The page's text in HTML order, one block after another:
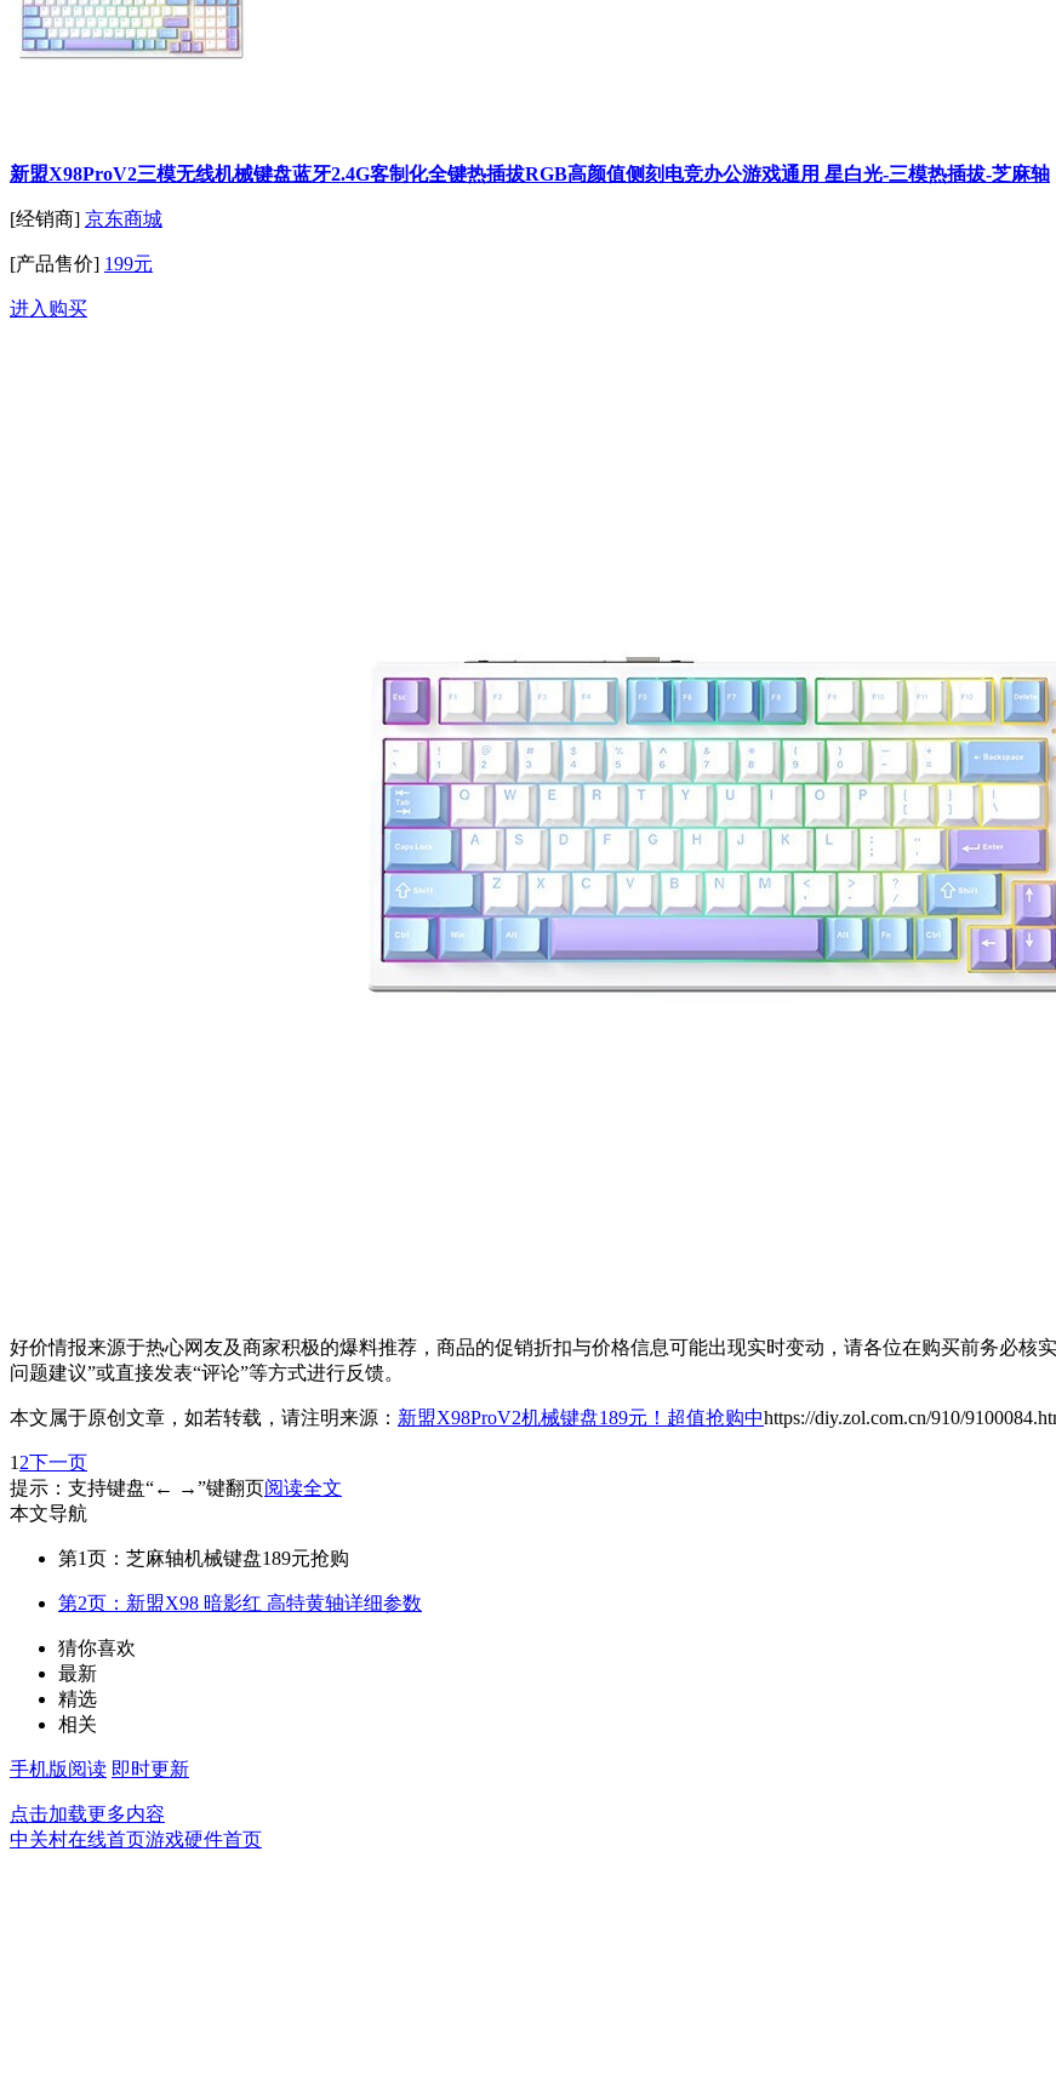
新盟X98ProV2三模无线机械键盘蓝牙2.4G客制化全键热插拔RGB高颜值侧刻电竞办公游戏通用 星白光-三模热插拔-芝麻轴
[经销商] 京东商城
[产品售价] 199元
进入购买
好价情报来源于热心网友及商家积极的爆料推荐，商品的促销折扣与价格信息可能出现实时变动，请各位在购买前务必核
问题建议”或直接发表“评论”等方式进行反馈。
本文属于原创文章，如若转载，请注明来源： 新盟X98ProV2机械键盘189元！超值抢购中https://diy.zol.com.cn/910/
1 2下一页
提示：支持键盘“← →”键翻页阅读全文
本文导航
第1页：芝麻轴机械键盘189元抢购
第2页：新盟X98 暗影红 高特黄轴详细参数
猜你喜欢
最新
精选
相关
手机版阅读 即时更新
点击加载更多内容
中关村在线首页游戏硬件首页